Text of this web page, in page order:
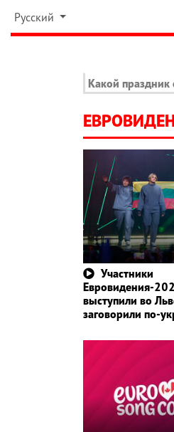
Русский
Какой праздник
Участники
Евровидения-
выступили во
заговорили по-